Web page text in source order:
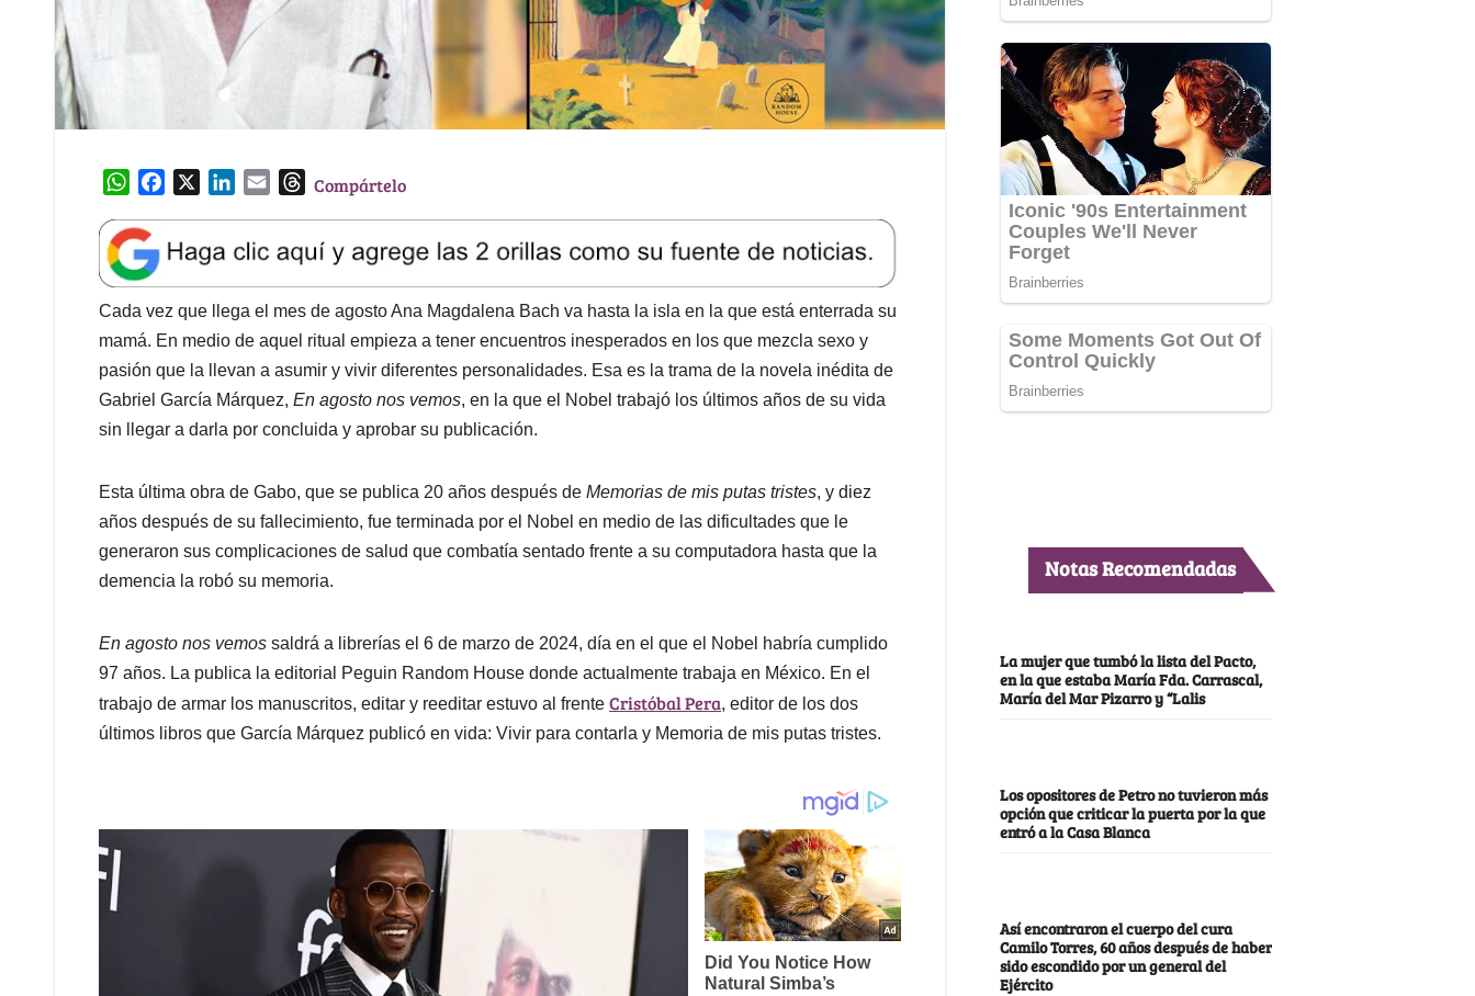
W
a
t
s
A
p
p
e
b
o
o
k
k
e
d
I
n
l
T
e
a
d
s
Compártelo
Cada vez que llega el mes de agosto Ana Magdalena Bach va hasta la isla en la que está enterrada su
mamá. En medio de aquel ritual empieza a tener encuentros inesperados en los que mezcla sexo y
pasión que la llevan a asumir y vivir diferentes personalidades. Esa es la trama de la novela inédita de
Gabriel García Márquez, En agosto nos vemos, en la que el Nobel trabajó los últimos años de su vida
sin llegar a darla por concluida y aprobar su publicación.
Esta última obra de Gabo, que se publica 20 años después de Memorias de mis putas tristes, y diez
años después de su fallecimiento, fue terminada por el Nobel en medio de las dificultades que le
generaron sus complicaciones de salud que combatía sentado frente a su computadora hasta que la
demencia la robó su memoria.
En agosto nos vemos saldrá a librerías el 6 de marzo de 2024, día en el que el Nobel habría cumplido
97 años. La publica la editorial Peguin Random House donde actualmente trabaja en México. En el
trabajo de armar los manuscritos, editar y reeditar estuvo al frente Cristóbal Pera, editor de los dos
últimos libros que García Márquez publicó en vida: Vivir para contarla y Memoria de mis putas tristes.
Notas Recomendadas
La mujer que tumbó la lista del Pacto,
en la que estaba María Fda. Carrascal,
María del Mar Pizarro y “Lalis
Los opositores de Petro no tuvieron más
opción que criticar la puerta por la que
entró a la Casa Blanca
Así encontraron el cuerpo del cura
Camilo Torres, 60 años después de haber
sido escondido por un general del
Ejército